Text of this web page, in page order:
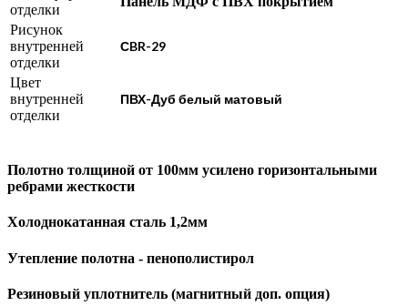
отделки
Рисунок
внутренней
отделки
СBR-29
Цвет
внутренней
отделки
ПВХ-Дуб белый матовый
Полотно толщиной от 100мм усилено горизонтальными
ребрами жесткости
Холоднокатанная сталь 1,2мм
Утепление полотна - пенополистирол
Резиновый уплотнитель (магнитный доп. опция)